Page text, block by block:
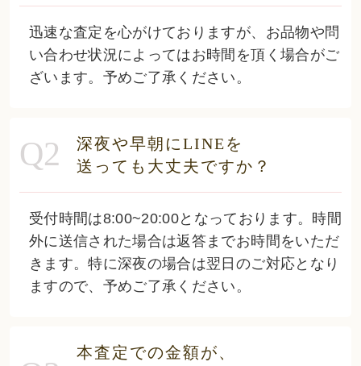
迅速な査定を心がけておりますが、お品物や問
い合わせ状況によってはお時間を頂く場合がご
ざいます。予めご了承ください。
Q2
深夜や早朝にLINEを
送っても大丈夫ですか？
受付時間は8:00~20:00となっております。時間
外に送信された場合は返答までお時間をいただ
きます。特に深夜の場合は翌日のご対応となり
ますので、予めご了承ください。
本査定での金額が、